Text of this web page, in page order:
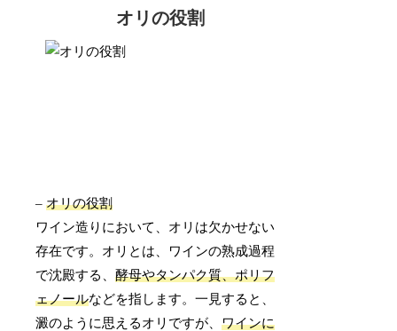
オリの役割
–オリの役割
ワイン造りにおいて、オリは欠かせない
存在です。オリとは、ワインの熟成過程
で沈殿する、酵母やタンパク質、ポリフ
ェノールなどを指します。一見すると、
澱のように思えるオリですが、ワインに